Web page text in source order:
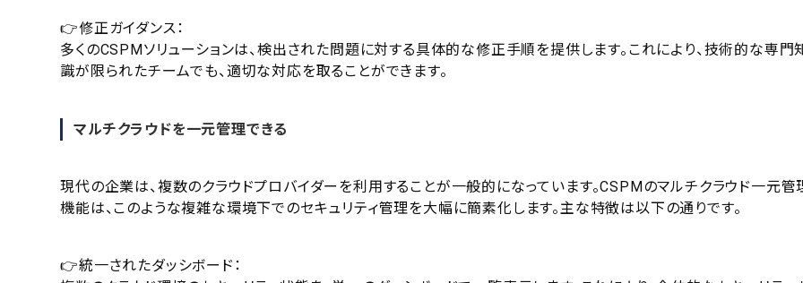
👉修正ガイダンス：
多くのCSPMソリューションは、検出された問題に対する具体的な修正手順を提供します。これにより、技術的な専門
識が限られたチームでも、適切な対応を取ることができます。
マルチクラウドを一元管理できる
現代の企業は、複数のクラウドプロバイダーを利用することが一般的になっています。CSPMのマルチクラウド一元管
機能は、このような複雑な環境下でのセキュリティ管理を大幅に簡素化します。主な特徴は以下の通りです。
👉統一されたダッシボード：